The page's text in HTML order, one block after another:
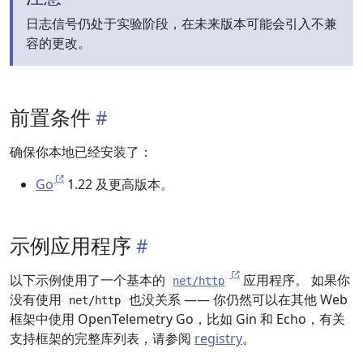
日志信号仍处于实验阶段，在未来版本可能会引入不兼
容的更改。
前置条件
确保你本地已经安装了：
Go
1.22 及更高版本。
示例应用程序
以下示例使用了一个基本的 net/http
应用程序。 如果你
没有使用
net/http
也没关系 —— 你仍然可以在其他 Web
框架中使用 OpenTelemetry Go，比如 Gin 和 Echo，有关
支持框架的完整库列表，请参阅 registry。